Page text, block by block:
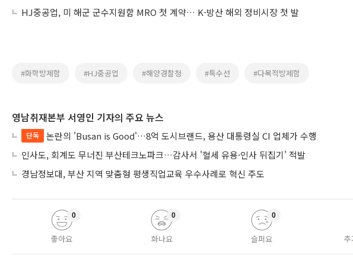
HJ중공업, 미 해군 군수지원함 MRO 첫 계약… K-방산 해외 정비시장 첫 발
#화학방제함 #HJ중공업 #해양경찰청 #특수선 #다목적방제함
영남취재본부 서영인 기자의 주요 뉴스
단독
논란의 'Busan is Good'…8억 도시브랜드, 용산 대통령실 CI 업체가 수행
인사도, 회계도 무너진 부산테크노파크…감사서 '혈세 유용·인사 뒤집기' 적발
경남정보대, 부산 지역 맞춤형 평생직업교육 우수사례로 혁신 주도
좋아요
0
화나요
0
슬퍼요
0